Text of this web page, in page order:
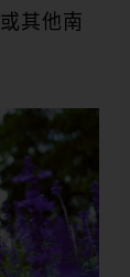
其他南